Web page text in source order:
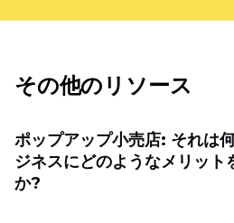
その他のリソース
ポップアップ小売店: それは
ジネスにどのようなメリット
か?